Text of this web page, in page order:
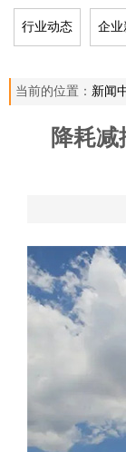
行业动态 企业
当前的位置： 新闻
降耗